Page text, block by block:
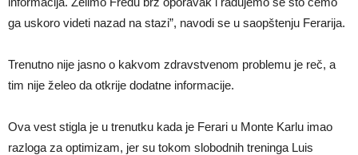
ga uskoro videti nazad na stazi”, navodi se u saopštenju Ferarija.
Trenutno nije jasno o kakvom zdravstvenom problemu je reč, a
tim nije želeo da otkrije dodatne informacije.
Ova vest stigla je u trenutku kada je Ferari u Monte Karlu imao
razloga za optimizam, jer su tokom slobodnih treninga Luis